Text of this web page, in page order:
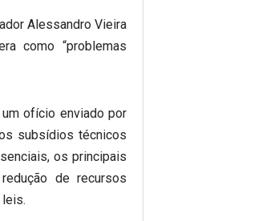
Alessandro Vieira
como “problemas
ofício enviado por
subsídios técnicos
os principais
de recursos